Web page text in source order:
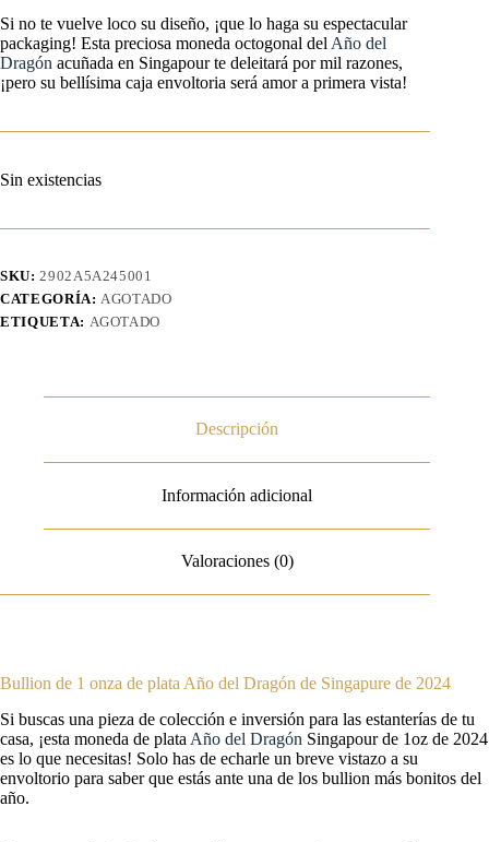
Si no te vuelve loco su diseño, ¡que lo haga su espectacular
packaging! Esta preciosa moneda octogonal del Año del
Dragón acuñada en Singapour te deleitará por mil razones,
¡pero su bellísima caja envoltoria será amor a primera vista!
Sin existencias
SKU:2902A5A245001
CATEGORÍA: AGOTADO
ETIQUETA: AGOTADO
Descripción
Información adicional
Valoraciones (0)
Bullion de 1 onza de plata Año del Dragón de Singapure de 2024
Si buscas una pieza de colección e inversión para las estanterías de tu
casa, ¡esta moneda de plata Año del Dragón Singapour de 1oz de 2024
es lo que necesitas! Solo has de echarle un breve vistazo a su
envoltorio para saber que estás ante una de los bullion más bonitos del
año.